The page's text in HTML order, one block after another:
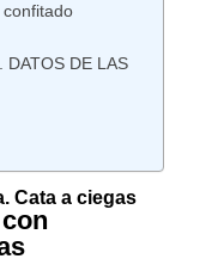
DATOS DE LAS
Cata a ciegas